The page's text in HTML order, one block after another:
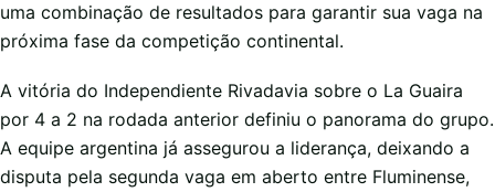
uma combinação de resultados para garantir sua vaga na
próxima fase da competição continental.
A vitória do Independiente Rivadavia sobre o La Guaira
por 4 a 2 na rodada anterior definiu o panorama do grupo.
A equipe argentina já assegurou a liderança, deixando a
disputa pela segunda vaga em aberto entre Fluminense,